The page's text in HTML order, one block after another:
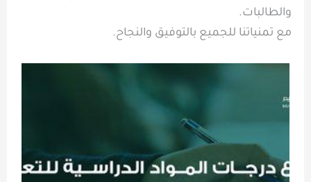
والطالبات.
مع تمنياتنا للجميع بالتوفيق والنجاح.